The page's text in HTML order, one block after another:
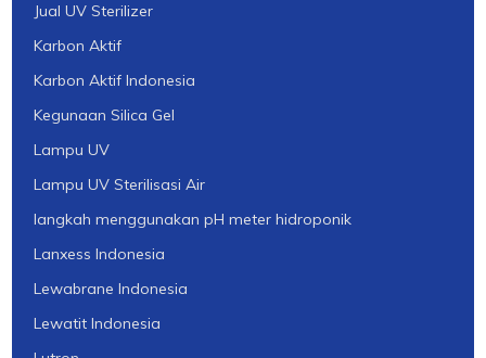
Jual UV Sterilizer
Karbon Aktif
Karbon Aktif Indonesia
Kegunaan Silica Gel
Lampu UV
Lampu UV Sterilisasi Air
langkah menggunakan pH meter hidroponik
Lanxess Indonesia
Lewabrane Indonesia
Lewatit Indonesia